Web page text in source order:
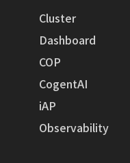
Cluster
Dashboard
COP
CogentAI
iAP
Observability